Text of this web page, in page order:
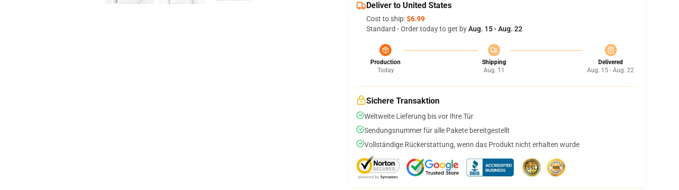
Deliver to United States
Cost to ship:$6.99
Standard - Order today to get byAug. 15 - Aug. 22
Production
Today
Shipping
Aug. 11
Delivered
Aug. 15 - Aug. 22
Sichere Transaktion
Weltweite Lieferung bis vor Ihre Tür
Sendungsnummer für alle Pakete bereitgestellt
Vollständige Rückerstattung, wenn das Produkt nicht erhalten wurde